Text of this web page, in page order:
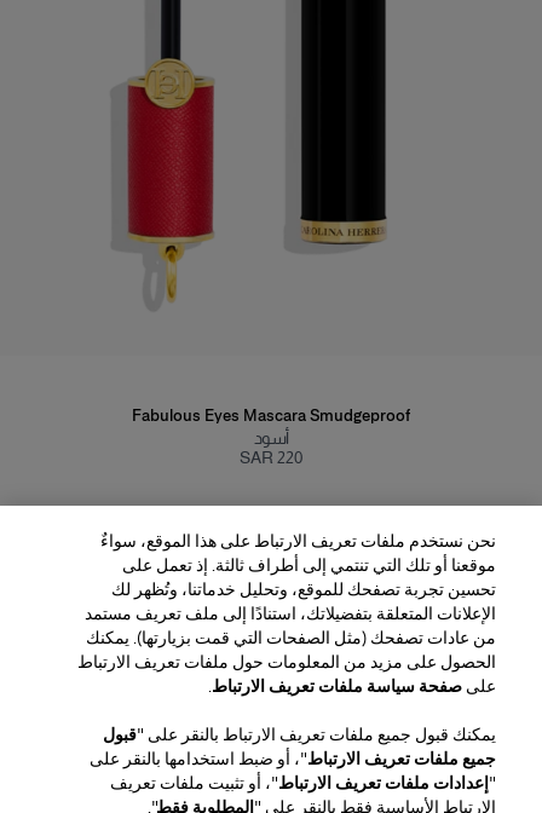
Fabulous Eyes Mascara Smudgeproof
أسود
SAR 220
المنطقة / اللغة
خدمة العملاء
العثور على متجر
اتصل بنا
نبذة عن الدار
نحن نستخدم ملفات تعريف الارتباط على هذا الموقع، سواءٌ
موقعنا أو تلك التي تنتمي إلى أطراف ثالثة. إذ تعمل على
تحسين تجربة تصفحك للموقع، وتحليل خدماتنا، وتُظهر لك
الإعلانات المتعلقة بتفضيلاتك، استنادًا إلى ملف تعريف مستمد
من عادات تصفحك (مثل الصفحات التي قمت بزيارتها). يمكنك
الحصول على مزيد من المعلومات حول ملفات تعريف الارتباط
علىصفحة سياسة ملفات تعريف الارتباط.
يمكنك قبول جميع ملفات تعريف الارتباط بالنقر على "قبول
جميع ملفات تعريف الارتباط"، أو ضبط استخدامها بالنقر على
" إعدادات ملفات تعريف الارتباط"، أو تثبيت ملفات تعريف
الارتباط الأساسية فقط بالنقر على " المطلوبة فقط".